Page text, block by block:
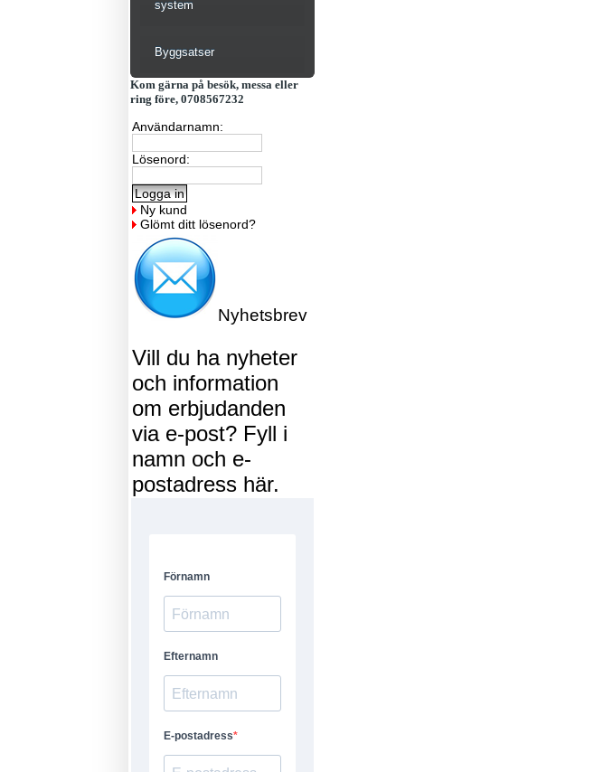
system
Byggsatser
Kom gärna på besök, messa eller
ring före, 0708567232
Användarnamn:
Lösenord:
Ny kund
Glömt ditt lösenord?
Nyhetsbrev
Vill du ha nyheter
och information
om erbjudanden
via e-post? Fyll i
namn och e-
postadress här.